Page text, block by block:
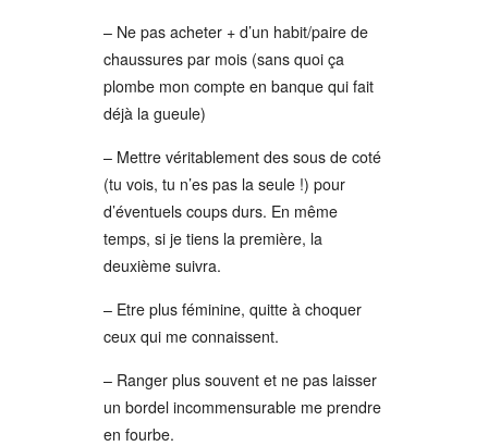
– Ne pas acheter + d’un habit/paire de
chaussures par mois (sans quoi ça
plombe mon compte en banque qui fait
déjà la gueule)
– Mettre véritablement des sous de coté
(tu vois, tu n’es pas la seule !) pour
d’éventuels coups durs. En même
temps, si je tiens la première, la
deuxième suivra.
– Etre plus féminine, quitte à choquer
ceux qui me connaissent.
– Ranger plus souvent et ne pas laisser
un bordel incommensurable me prendre
en fourbe.